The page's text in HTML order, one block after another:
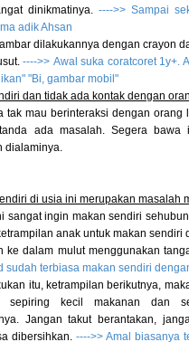
dinikmatinya. ---->> Sampai
adik Ahsan
dilakukannya dengan crayon
---->> Awal suka coratcoret 1y+.
"Bi, gambar mobil"
dan tidak ada kontak dengan
tak mau berinteraksi dengan
ada masalah. Segera
dialaminya.
di usia ini merupakan masalah
sangat ingin makan sendiri
anak untuk makan sendiri
ke dalam mulut menggunakan
sudah terbiasa makan sendiri
itu, ketrampilan berikutnya,
sepiring kecil makanan dan
Jangan takut berantakan,
dibersihkan. ---->> Amal biasanya